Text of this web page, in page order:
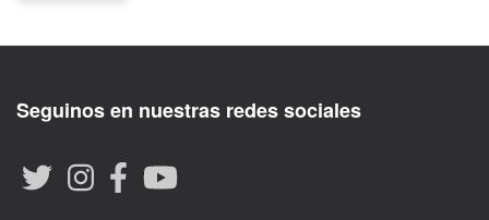
Seguinos en nuestras redes sociales